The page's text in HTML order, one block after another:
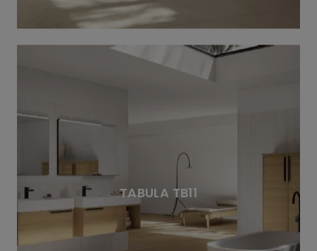
TABULA TB11